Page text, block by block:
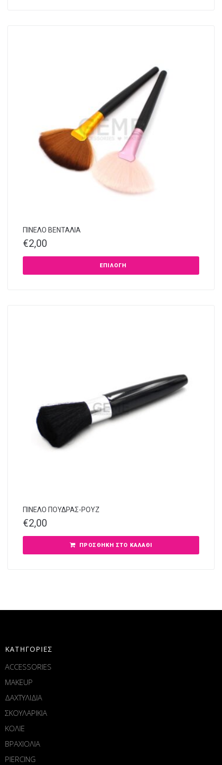
ΠΙΝΕΛΟ ΒΕΝΤΑΛΙΑ
€2,00
ΕΠΙΛΟΓΉ
ΠΙΝΕΛΟ ΠΟΥΔΡΑΣ-ΡΟΥΖ
€2,00
ΠΡΟΣΘΉΚΗ ΣΤΟ ΚΑΛΆΘΙ
ΚΑΤΗΓΟΡΙΕΣ
ACCESSORIES
MAKEUP
ΔΑΧΤΥΛΙΔΙΑ
ΣΚΟΥΛΑΡΙΚΙΑ
ΚΟΛΙΕ
ΒΡΑΧΙΟΛΙΑ
PIERCING